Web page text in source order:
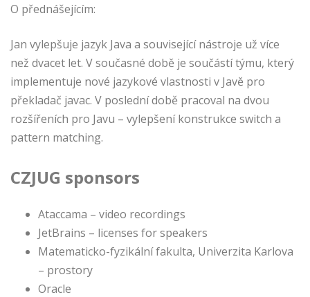
O přednášejícím:
Jan vylepšuje jazyk Java a související nástroje už více
než dvacet let. V současné době je součástí týmu, který
implementuje nové jazykové vlastnosti v Javě pro
překladač javac. V poslední době pracoval na dvou
rozšířeních pro Javu – vylepšení konstrukce switch a
pattern matching.
CZJUG sponsors
Ataccama – video recordings
JetBrains – licenses for speakers
Matematicko-fyzikální fakulta, Univerzita Karlova
– prostory
Oracle